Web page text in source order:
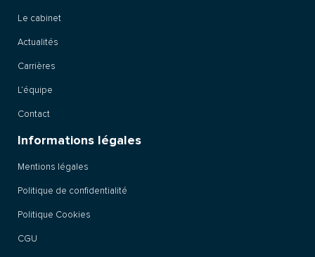
Le cabinet
Actualités
Carrières
L’équipe
Contact
Informations légales
Mentions légales
Politique de confidentialité
Politique Cookies
CGU